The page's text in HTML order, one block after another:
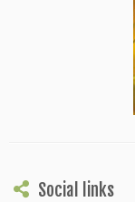
Social links